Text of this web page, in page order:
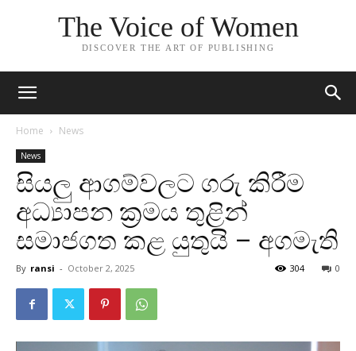
The Voice of Women
DISCOVER THE ART OF PUBLISHING
Home News
News
සියලු ආගම්වලට ගරු කිරීම
අධ්‍යාපන ක්‍රමය තුළින්
සමාජගත කළ යුතුයි – අගමැති
By ransi - October 2, 2025 0
304